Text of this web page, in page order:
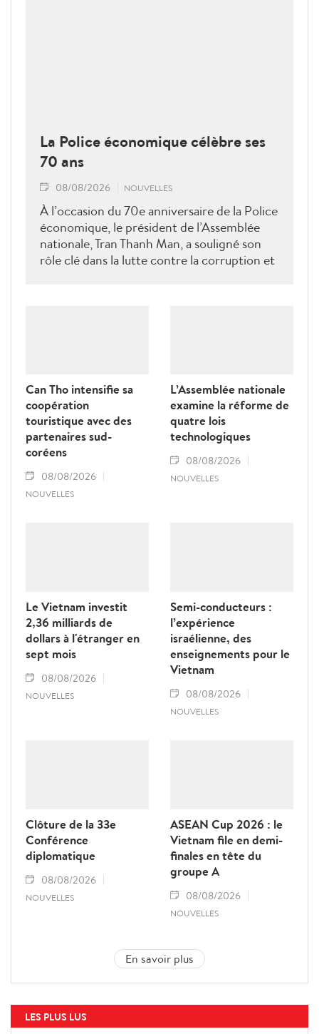
La Police économique célèbre ses
70 ans
08/08/2026 NOUVELLES
À l’occasion du 70e anniversaire de la Police
économique, le président de l’Assemblée
nationale, Tran Thanh Man, a souligné son
rôle clé dans la lutte contre la corruption et
Can Tho intensifie sa
coopération
touristique avec des
partenaires sud-
coréens
08/08/2026
NOUVELLES
L’Assemblée nationale
examine la réforme de
quatre lois
technologiques
08/08/2026
NOUVELLES
Le Vietnam investit
2,36 milliards de
dollars à l'étranger en
sept mois
08/08/2026
NOUVELLES
Semi-conducteurs :
l’expérience
israélienne, des
enseignements pour le
Vietnam
08/08/2026
NOUVELLES
Clôture de la 33e
Conférence
diplomatique
08/08/2026
NOUVELLES
ASEAN Cup 2026 : le
Vietnam file en demi-
finales en tête du
groupe A
08/08/2026
NOUVELLES
En savoir plus
LES PLUS LUS